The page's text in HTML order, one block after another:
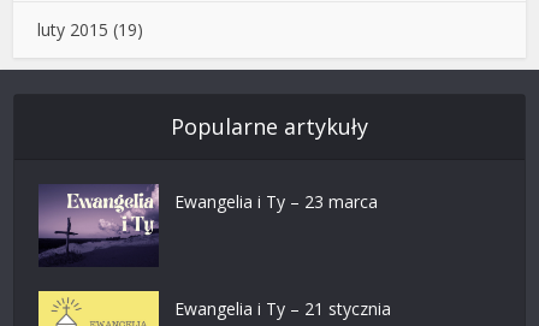
luty 2015 (19)
Popularne artykuły
Ewangelia i Ty – 23 marca
Ewangelia i Ty – 21 stycznia